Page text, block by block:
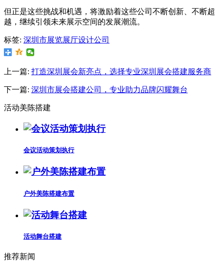
但正是这些挑战和机遇，将激励着这些公司不断创新、不断超
越，继续引领未来展示空间的发展潮流。
标签: 深圳市展览展厅设计公司
上一篇: 打造深圳展会新亮点，选择专业深圳展会搭建服务商
下一篇: 深圳市展会搭建公司，专业助力品牌闪耀舞台
活动美陈搭建
会议活动策划执行
户外美陈搭建布置
活动舞台搭建
推荐新闻